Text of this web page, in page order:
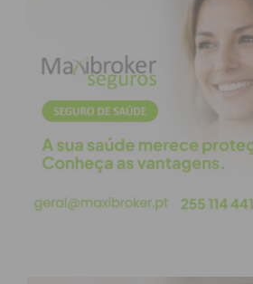
Eu li e concordo com os
condições